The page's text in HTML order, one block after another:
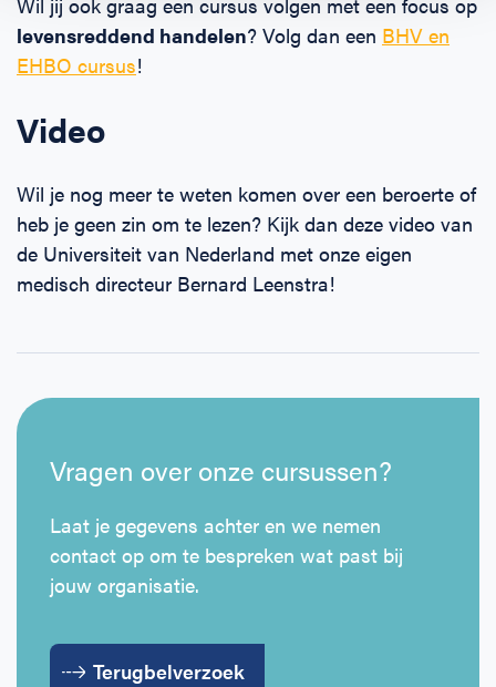
levensreddend handelen? Volg dan een BHV en
EHBO cursus!
Video
Wil je nog meer te weten komen over een beroerte of
heb je geen zin om te lezen? Kijk dan deze video van
de Universiteit van Nederland met onze eigen
medisch directeur Bernard Leenstra!
Vragen over onze cursussen?
Laat je gegevens achter en we nemen
contact op om te bespreken wat past bij
jouw organisatie.
Terugbelverzoek